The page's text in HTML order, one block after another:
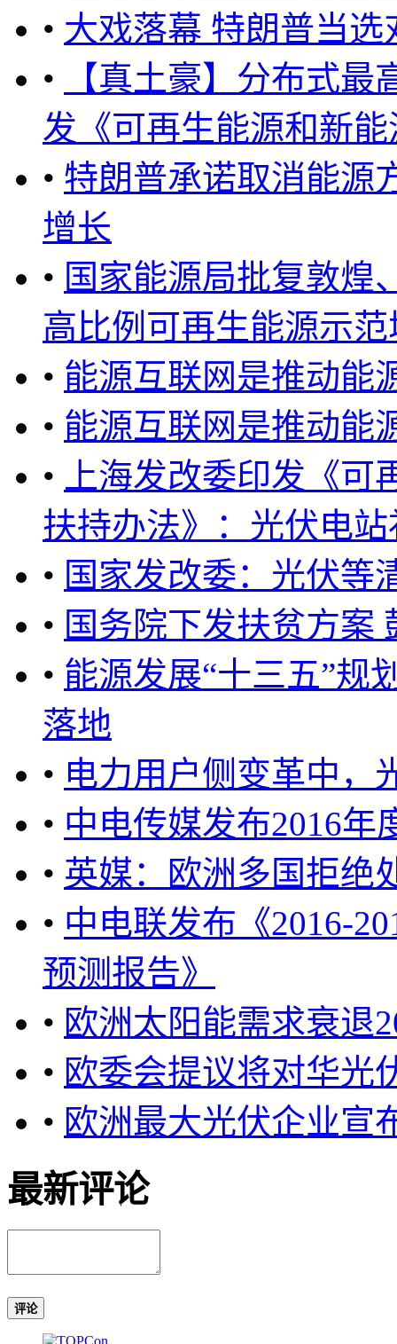
• 大戏落幕 特朗普当
•
【真土豪】分布式
发《可再生能源和新
• 特朗普承诺取消能源
增长
• 国家能源局批复敦煌
高比例可再生能源示范
• 能源互联网是推动能
• 能源互联网是推动能
•
上海发改委印发《
扶持办法》：光伏电
• 国家发改委：光伏等
• 国务院下发扶贫方案
• 能源发展“十三五”规
落地
• 电力用户侧变革中，
• 中电传媒发布2016年
• 英媒：欧洲多国拒绝
• 中电联发布《2016-
预测报告》
• 欧洲太阳能需求衰退
• 欧委会提议将对华光
• 欧洲最大光伏企业宣
最新评论
评论